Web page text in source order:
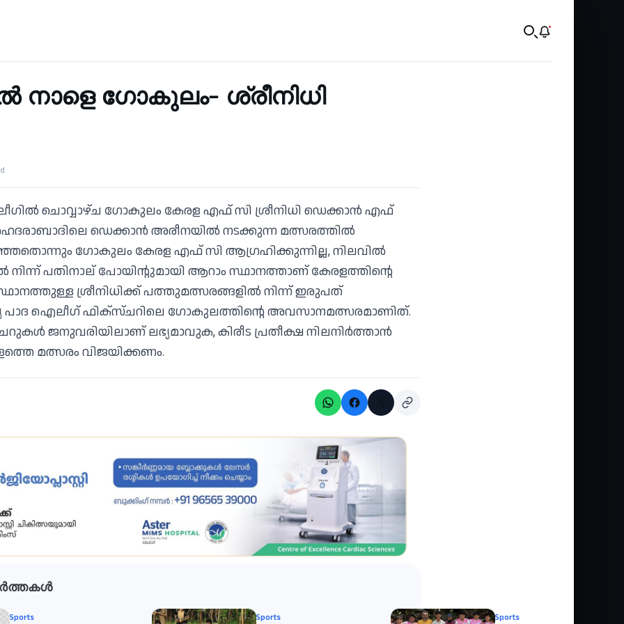
നാളെ ഗോകുലം- ശ്രീനിധി
ചൊവ്വാഴ്ച ഗോകുലം കേരള എഫ് സി ശ്രീനിധി ഡെക്കാൻ എഫ്
ഡെക്കാൻ അരീനയിൽ നടക്കുന്ന മത്സരത്തിൽ
ഗോകുലം കേരള എഫ് സി ആഗ്രഹിക്കുന്നില്ല, നിലവിൽ
പതിനാല് പോയിന്റുമായി ആറാം സ്ഥാനത്താണ് കേരളത്തിന്റെ
സ്ഥാനത്തുള്ള ശ്രീനിധിക്ക് പത്തുമത്സരങ്ങളിൽ നിന്ന് ഇരുപത്
പാദ ഐലീഗ് ഫിക്സ്ചറിലെ ഗോകുലത്തിന്റെ അവസാനമത്സരമാണിത്.
ജനുവരിയിലാണ് ലഭ്യമാവുക, കിരീട പ്രതീക്ഷ നിലനിർത്താൻ
മത്സരം വിജയിക്കണം.
Sports Sports Sports